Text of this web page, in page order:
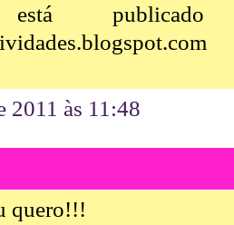
está
2011 às 11:48
quero!!!